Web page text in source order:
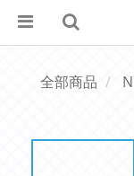
全部商品